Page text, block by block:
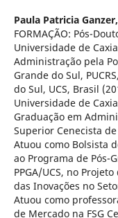
Paula Patricia Ganzer,
FORMAÇÃO: Pós-
Universidade de
Administração pela
Grande do Sul,
do Sul, UCS, Brasil
Universidade de
Graduação em
Superior Cenecista
Atuou como Bolsista
ao Programa de Pós-
PPGA/UCS, no
das Inovações no
Atuou como
de Mercado na FSG